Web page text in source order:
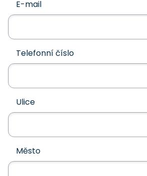
E-mail
Telefonní číslo
Ulice
Město